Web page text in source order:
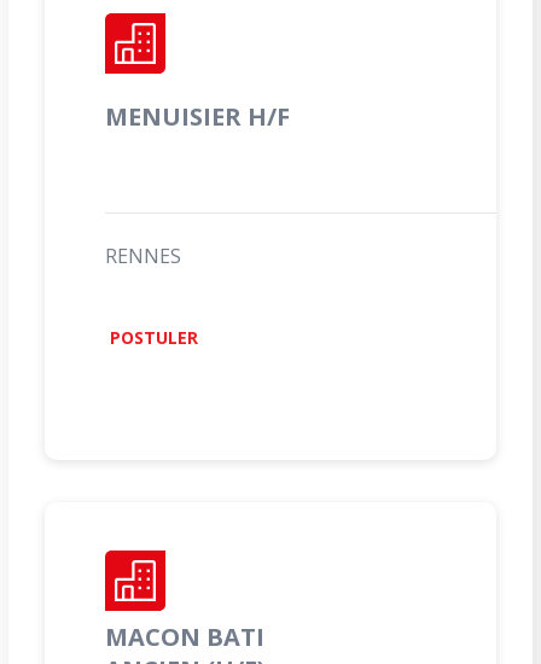
MENUISIER H/F
RENNES
POSTULER
MACON BATI